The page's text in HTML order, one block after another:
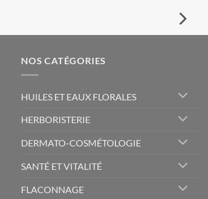
NOS CATÉGORIES
HUILES ET EAUX FLORALES
HERBORISTERIE
DERMATO-COSMÉTOLOGIE
SANTÉ ET VITALITÉ
FLACONNAGE